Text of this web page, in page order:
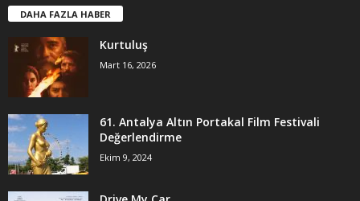
DAHA FAZLA HABER
Kurtuluş
Mart 16, 2026
61. Antalya Altın Portakal Film Festivali
Değerlendirme
Ekim 9, 2024